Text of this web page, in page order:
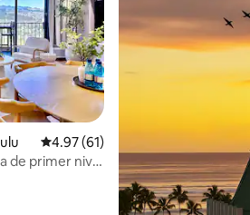
Calificación promedio: 4.97 de 5;
4.97 (61)
de primer nivel